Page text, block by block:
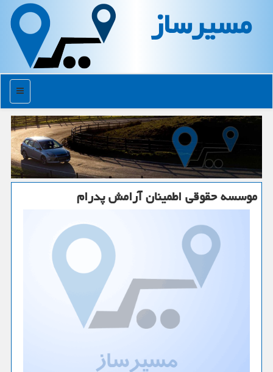
مسیرساز
منو
موسسه حقوقی اطمینان آرامش پدرام